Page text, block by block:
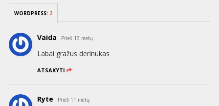
WORDPRESS: 2
Vaida Prieš 13 metų
Labai gražus derinukas
ATSAKYTI
Ryte Prieš 11 metų